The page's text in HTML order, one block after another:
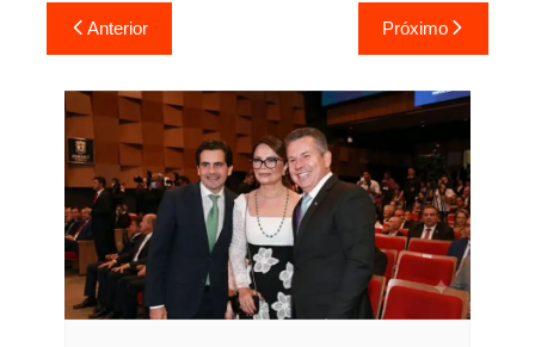
Navegação
de
Post
Anterior Próximo